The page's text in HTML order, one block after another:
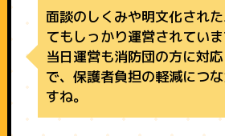
面談のしくみや明文化され
てもしっかり運営されていま
当日運営も消防団の方に対
で、保護者負担の軽減につ
すね。